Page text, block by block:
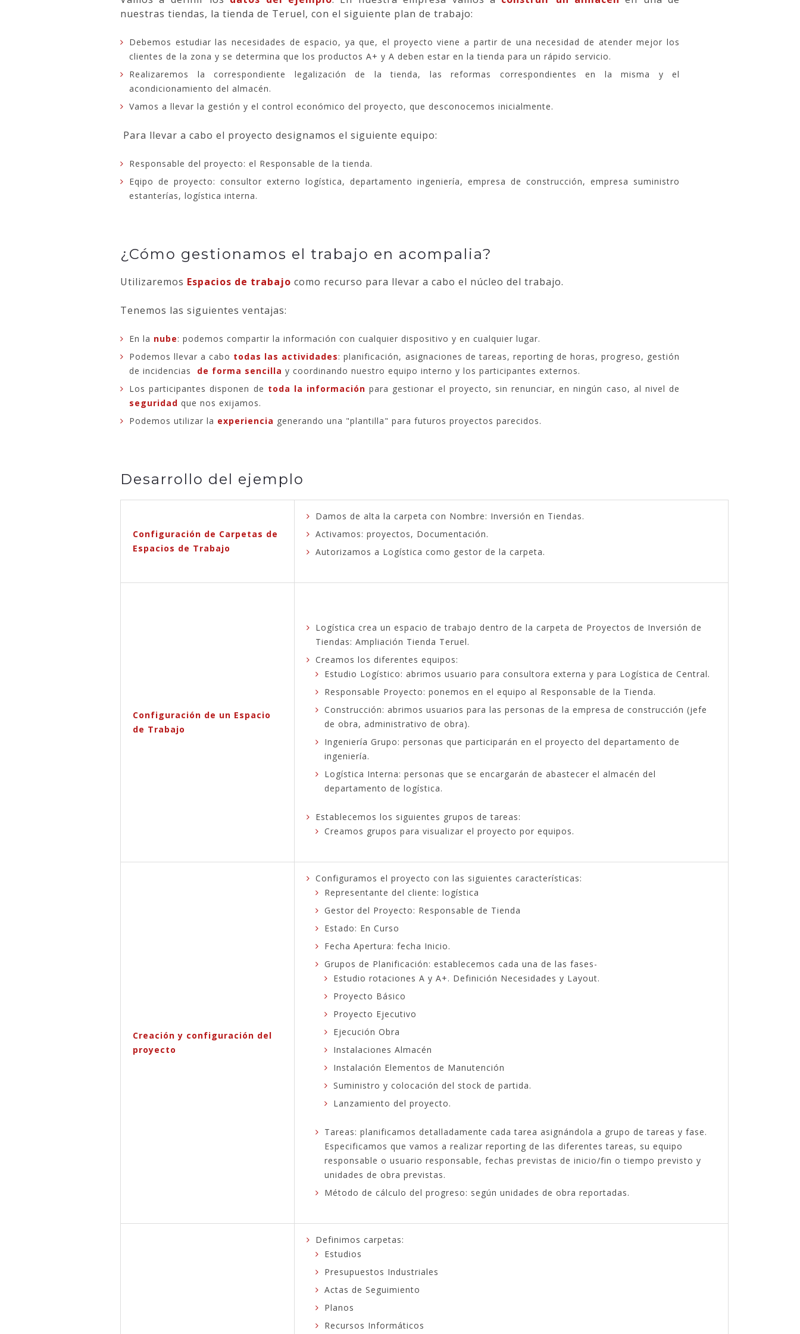
nuestras tiendas, la tienda de Teruel, con el siguiente plan de trabajo:
Debemos estudiar las necesidades de espacio, ya que, el proyecto viene a partir de una necesidad de atender mejor los
clientes de la zona y se determina que los productos A+ y A deben estar en la tienda para un rápido servicio.
Realizaremos la correspondiente legalización de la tienda, las reformas correspondientes en la misma y el
acondicionamiento del almacén.
Vamos a llevar la gestión y el control económico del proyecto, que desconocemos inicialmente.
Para llevar a cabo el proyecto designamos el siguiente equipo:
Responsable del proyecto: el Responsable de la tienda.
Eqipo de proyecto: consultor externo logística, departamento ingeniería, empresa de construcción, empresa suministro
estanterías, logística interna.
¿Cómo gestionamos el trabajo en acompalia?
Utilizaremos Espacios de trabajo como recurso para llevar a cabo el núcleo del trabajo.
Tenemos las siguientes ventajas:
En la nube: podemos compartir la información con cualquier dispositivo y en cualquier lugar.
Podemos llevar a cabo todas las actividades: planificación, asignaciones de tareas, reporting de horas, progreso, gestión
de incidencias de forma sencilla y coordinando nuestro equipo interno y los participantes externos.
Los participantes disponen de toda la información para gestionar el proyecto, sin renunciar, en ningún caso, al nivel de
seguridad que nos exijamos.
Podemos utilizar la experiencia generando una "plantilla" para futuros proyectos parecidos.
Desarrollo del ejemplo
Configuración de Carpetas de
Espacios de Trabajo
Damos de alta la carpeta con Nombre: Inversión en Tiendas.
Activamos: proyectos, Documentación.
Autorizamos a Logística como gestor de la carpeta.
Configuración de un Espacio
de Trabajo
Logística crea un espacio de trabajo dentro de la carpeta de Proyectos de Inversión de
Tiendas: Ampliación Tienda Teruel.
Creamos los diferentes equipos:
Estudio Logístico: abrimos usuario para consultora externa y para Logística de Central.
Responsable Proyecto: ponemos en el equipo al Responsable de la Tienda.
Construcción: abrimos usuarios para las personas de la empresa de construcción (jefe
de obra, administrativo de obra).
Ingeniería Grupo: personas que participarán en el proyecto del departamento de
ingeniería.
Logística Interna: personas que se encargarán de abastecer el almacén del
departamento de logística.
Establecemos los siguientes grupos de tareas:
Creamos grupos para visualizar el proyecto por equipos.
Creación y configuración del
proyecto
Configuramos el proyecto con las siguientes características:
Representante del cliente: logística
Gestor del Proyecto: Responsable de Tienda
Estado: En Curso
Fecha Apertura: fecha Inicio.
Grupos de Planificación: establecemos cada una de las fases-
Estudio rotaciones A y A+. Definición Necesidades y Layout.
Proyecto Básico
Proyecto Ejecutivo
Ejecución Obra
Instalaciones Almacén
Instalación Elementos de Manutención
Suministro y colocación del stock de partida.
Lanzamiento del proyecto.
Tareas: planificamos detalladamente cada tarea asignándola a grupo de tareas y fase.
Especificamos que vamos a realizar reporting de las diferentes tareas, su equipo
responsable o usuario responsable, fechas previstas de inicio/fin o tiempo previsto y
unidades de obra previstas.
Método de cálculo del progreso: según unidades de obra reportadas.
Definimos carpetas:
Estudios
Presupuestos Industriales
Actas de Seguimiento
Planos
Recursos Informáticos